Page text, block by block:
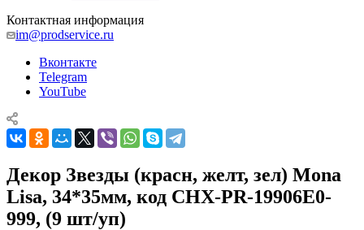
Контактная информация
im@prodservice.ru
Вконтакте
Telegram
YouTube
Декор Звезды (красн, желт, зел) Mona
Lisa, 34*35мм, код CHX-PR-19906E0-
999, (9 шт/уп)